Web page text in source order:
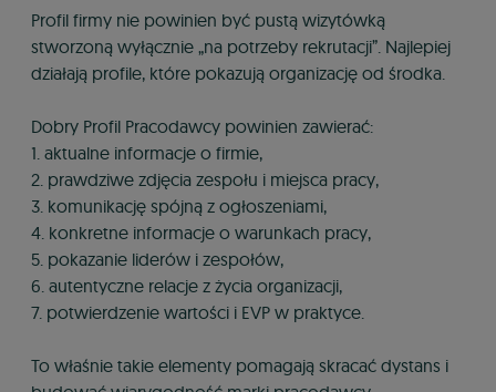
Profil firmy nie powinien być pustą wizytówką
stworzoną wyłącznie „na potrzeby rekrutacji”. Najlepiej
działają profile, które pokazują organizację od środka.
Dobry Profil Pracodawcy powinien zawierać:
1. aktualne informacje o firmie,
2. prawdziwe zdjęcia zespołu i miejsca pracy,
3. komunikację spójną z ogłoszeniami,
4. konkretne informacje o warunkach pracy,
5. pokazanie liderów i zespołów,
6. autentyczne relacje z życia organizacji,
7. potwierdzenie wartości i EVP w praktyce.
To właśnie takie elementy pomagają skracać dystans i